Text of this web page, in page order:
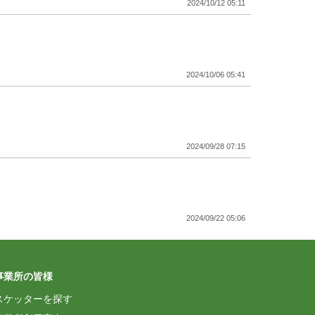
2024/10/12 05:11
2024/10/06 05:41
2024/09/28 07:15
2024/09/22 05:06
業所の皆様
ケッターを探す